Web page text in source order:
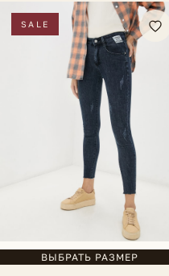
SALE
ВЫБРАТЬ РАЗМЕР